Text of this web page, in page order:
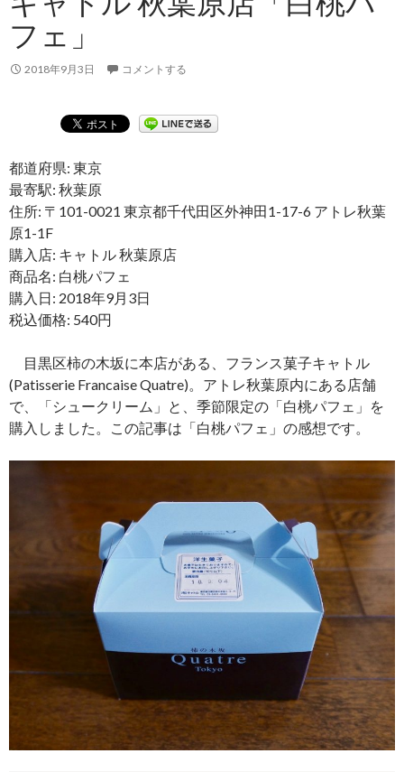
フェ」
2018年9月3日 コメントする
都道府県: 東京
最寄駅: 秋葉原
住所: 〒101-0021 東京都千代田区外神田1-17-6 アトレ秋葉
原1-1F
購入店: キャトル 秋葉原店
商品名: 白桃パフェ
購入日: 2018年9月3日
税込価格: 540円
目黒区柿の木坂に本店がある、フランス菓子キャトル
(Patisserie Francaise Quatre)。アトレ秋葉原内にある店舗
で、「シュークリーム」と、季節限定の「白桃パフェ」を
購入しました。この記事は「白桃パフェ」の感想です。